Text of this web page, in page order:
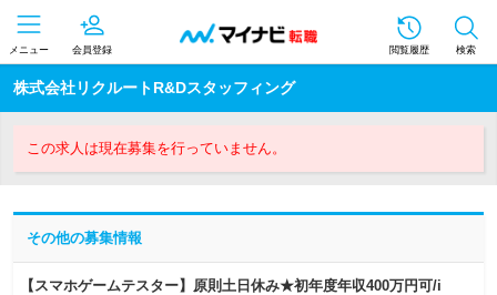
メニュー 会員登録 閲覧履歴 検索
株式会社リクルートR&Dスタッフィング
この求人は現在募集を行っていません。
その他の募集情報
【スマホゲームテスター】原則土日休み★初年度年収400万円可/i